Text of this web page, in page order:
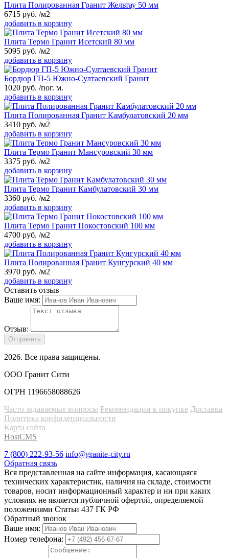
Плита Полированная Гранит Жельтау 50 мм
6715 руб. /м2
добавить в корзину
Плита Термо Гранит Исетский 80 мм
5095 руб. /м2
добавить в корзину
Бордюр ГП-5 Южно-Султаевский Гранит
1020 руб. /пог. м.
добавить в корзину
Плита Полированная Гранит Камбулатовский 20 мм
3410 руб. /м2
добавить в корзину
Плита Термо Гранит Мансуровский 30 мм
3375 руб. /м2
добавить в корзину
Плита Термо Гранит Камбулатовский 30 мм
3360 руб. /м2
добавить в корзину
Плита Термо Гранит Покостовский 100 мм
4700 руб. /м2
добавить в корзину
Плита Полированная Гранит Кунгурский 40 мм
3970 руб. /м2
добавить в корзину
Оставить отзыв
Ваше имя:
Отзыв:
Отправить
2026. Все права защищены.
ООО Гранит Сити
ОГРН 1196658088626
Часто задаваемые вопросы Рекомендации к покупке Доставка
Политика конфиденциальности
Карта сайта
HostCMS
7 (800) 222-93-56 info@granite-city.ru
Обратная связь
Вся представленная на сайте информация, касающаяся
технических характеристик, наличия на складе, стоимости
товаров, носит информационный характер и ни при каких
условиях не является публичной офертой, определяемой
положениями Статьи 437 ГК РФ
Обратный звонок
Ваше имя:
Номер телефона: